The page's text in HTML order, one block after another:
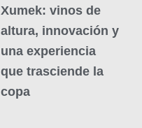
Xumek: vinos de
altura, innovación y
una experiencia
que trasciende la
copa